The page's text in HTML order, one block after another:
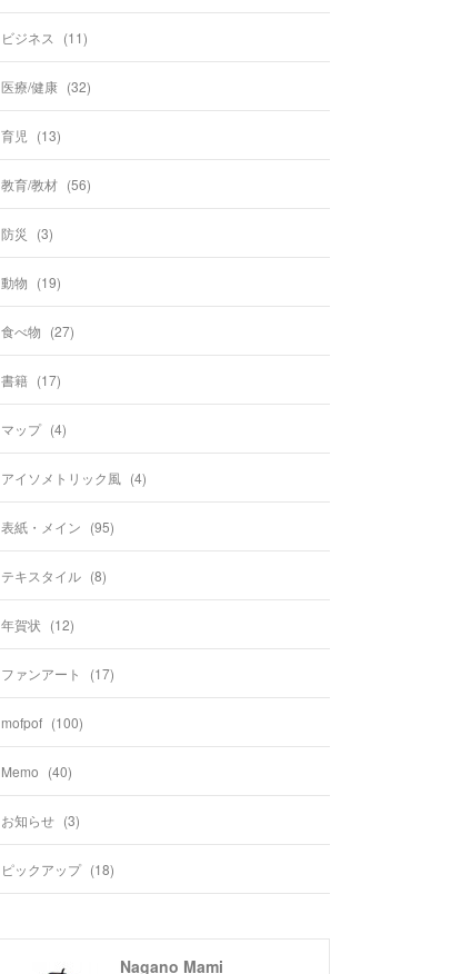
ビジネス (11)
医療/健康 (32)
育児 (13)
教育/教材 (56)
防災 (3)
動物 (19)
食べ物 (27)
書籍 (17)
マップ (4)
アイソメトリック風 (4)
表紙・メイン (95)
テキスタイル (8)
年賀状 (12)
ファンアート (17)
mofpof (100)
Memo (40)
お知らせ (3)
ピックアップ (18)
Nagano Mami